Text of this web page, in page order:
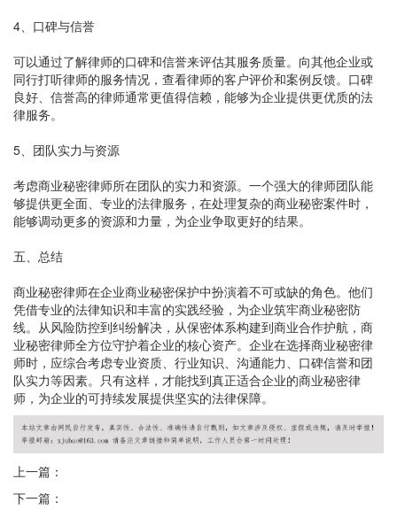
4、口碑与信誉
可以通过了解律师的口碑和信誉来评估其服务质量。向其他企业或
同行打听律师的服务情况，查看律师的客户评价和案例反馈。口碑
良好、信誉高的律师通常更值得信赖，能够为企业提供更优质的法
律服务。
5、团队实力与资源
考虑商业秘密律师所在团队的实力和资源。一个强大的律师团队能
够提供更全面、专业的法律服务，在处理复杂的商业秘密案件时，
能够调动更多的资源和力量，为企业争取更好的结果。
五、总结
商业秘密律师在企业商业秘密保护中扮演着不可或缺的角色。他们
凭借专业的法律知识和丰富的实践经验，为企业筑牢商业秘密防
线。从风险防控到纠纷解决，从保密体系构建到商业合作护航，商
业秘密律师全方位守护着企业的核心资产。企业在选择商业秘密律
师时，应综合考虑专业资质、行业知识、沟通能力、口碑信誉和团
队实力等因素。只有这样，才能找到真正适合企业的商业秘密律
师，为企业的可持续发展提供坚实的法律保障。
上一篇：
下一篇：